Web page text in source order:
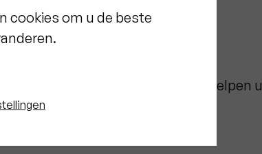
tegelijk mooier? Onze experts helpen u
oplossingen.
cookies om u de beste